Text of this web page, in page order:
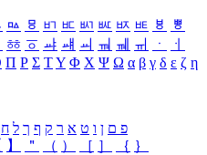
ㅰ ㅱ ㅲ ㅳ ㅴ ㅵ ㅶ ㅷ ㅸ
ㅹ
ㆅ ㆆ ㆇ ㆈ ㆉ ㆊ ㆋ ㆌ ㆍ
ㆎ
Π Ρ Σ ΤΥ Φ Χ Ψ Ω α β γ δ ε ζ η
פ ם ן ו ט א ר ק ף ך ל ח
】 ＂ （ ） ［ ］ ｛ ｝